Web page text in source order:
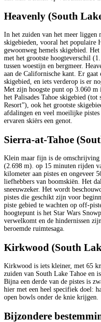
Heavenly (South
In het zuiden van het meer liggen
skigebieden, vooral het populaire
gewoonweg hemels skigebied.
met het grootste hoogteverschil
tussen woestijn en bergmeer.
aan de Californische kant. Er
skigebied, en iets verderop is er
Met zijn hoogste punt op 3.060 m
het Palisades Tahoe skigebied
Resort”), ook het grootste
afdalingen en veel moeilijke
ervaren skiërs een genot.
Sierra-at-Tahoe
Klein maar fijn is de
(2.698 m). op 15 minuten rijden
kilometer aan pistes en ongeveer
liefhebbers van boomskiën. Het
sneeuwzeker. Het wordt
pistes die geschikt zijn voor
piste gebied te wachten op off-
hoogtepunt is het Star Wars
verwelkomt en de hindernissen
beroemde ruimtesaga.
Kirkwood (South
Kirkwood is iets kleiner, met 65
zuiden van South Lake Tahoe en
Bijna een derde van de pistes is
hier met een heel specifiek doel:
open bowls onder de knie krijgen.
Bijzondere